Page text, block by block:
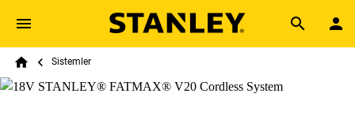
Skip to main content
Search
Breadcrumb
Sistemler